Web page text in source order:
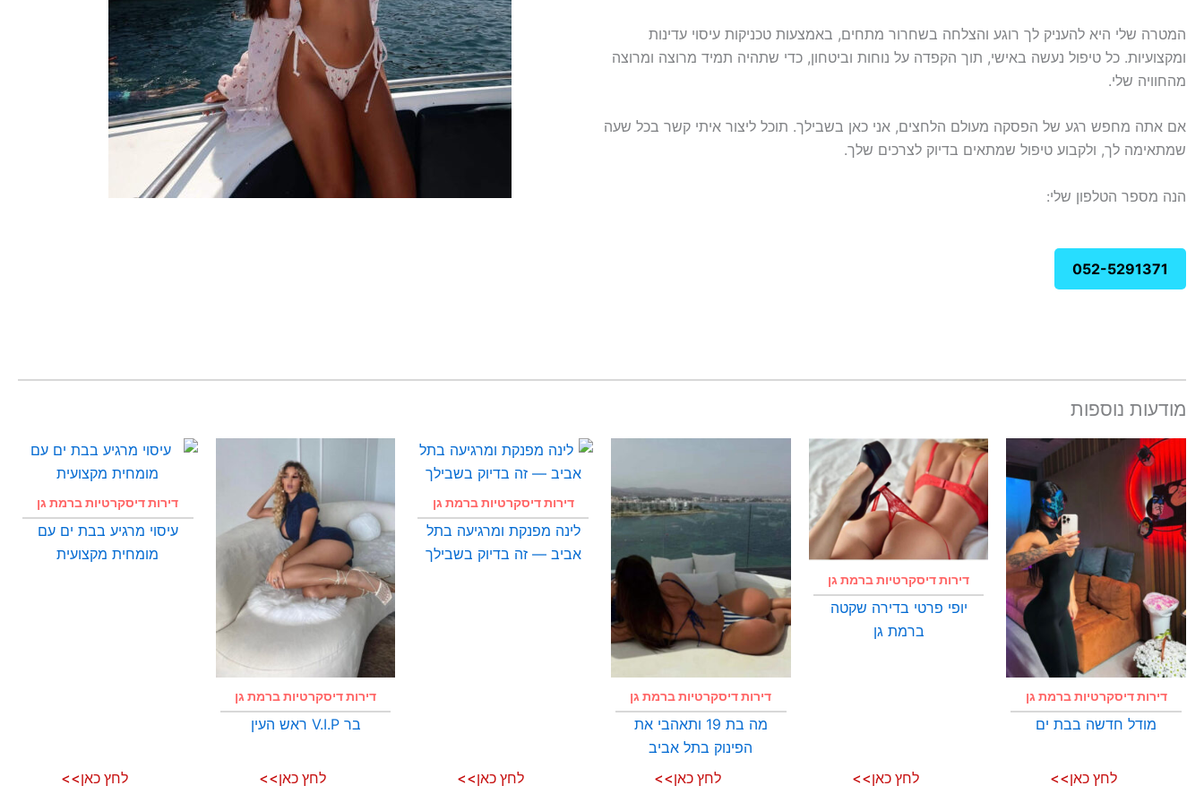
המטרה שלי היא להעניק לך רוגע והצלחה בשחרור מתחים, באמצעות טכניקות עיסוי עדינות
ומקצועיות. כל טיפול נעשה באישי, תוך הקפדה על נוחות וביטחון, כדי שתהיה תמיד מרוצה ומרוצה
מהחוויה שלי.
אם אתה מחפש רגע של הפסקה מעולם הלחצים, אני כאן בשבילך. תוכל ליצור איתי קשר בכל שעה
שמתאימה לך, ולקבוע טיפול שמתאים בדיוק לצרכים שלך.
הנה מספר הטלפון שלי:
052-5291371
מודעות נוספות
דירות דיסקרטיות ברמת גן
מודל חדשה בבת ים
לחץ כאן>>
דירות דיסקרטיות ברמת גן
יופי פרטי בדירה שקטה
ברמת גן
לחץ כאן>>
דירות דיסקרטיות ברמת גן
מה בת 19 ותאהבי את
הפינוק בתל אביב
לחץ כאן>>
דירות דיסקרטיות ברמת גן
לינה מפנקת ומרגיעה בתל
אביב — זה בדיוק בשבילך
לחץ כאן>>
דירות דיסקרטיות ברמת גן
בר V.I.P ראש העין
לחץ כאן>>
דירות דיסקרטיות ברמת גן
עיסוי מרגיע בבת ים עם
מומחית מקצועית
לחץ כאן>>